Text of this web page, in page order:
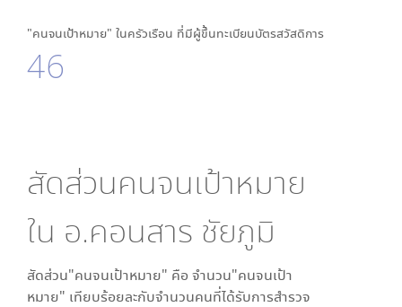
"คนจนเป้าหมาย" ในครัวเรือน ที่มีผู้ขึ้นทะเบียนบัตรสวัสดิการ
46
สัดส่วนคนจนเป้าหมาย
ใน อ.คอนสาร ชัยภูมิ
สัดส่วน"คนจนเป้าหมาย" คือ จำนวน"คนจนเป้า
หมาย" เทียบร้อยละกับจำนวนคนที่ได้รับการสำรวจ